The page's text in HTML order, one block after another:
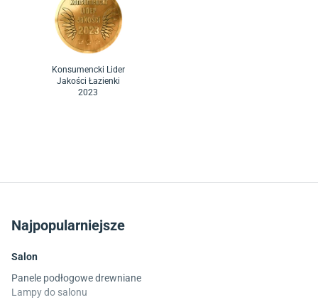
Konsumencki Lider
Jakości Łazienki
2023
Najpopularniejsze
Salon
Panele podłogowe drewniane
Lampy do salonu